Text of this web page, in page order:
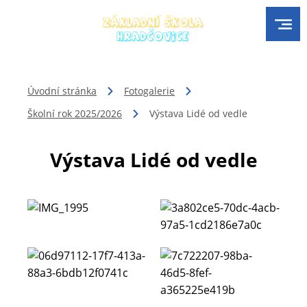
Úvodní stránka
Fotogalerie
Školní rok 2025/2026
Výstava Lidé od vedle
Výstava Lidé od vedle